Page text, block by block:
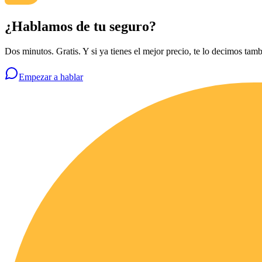
¿Hablamos de tu seguro?
Dos minutos. Gratis. Y si ya tienes el mejor precio, te lo decimos
Empezar a hablar